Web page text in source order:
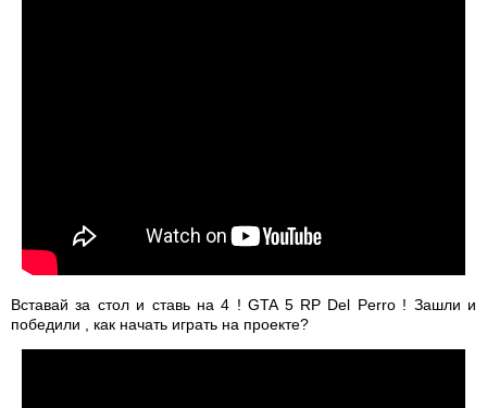
Вставай за стол и ставь на 4 ! GTA 5 RP Del Perro ! Зашли и
победили , как начать играть на проекте?